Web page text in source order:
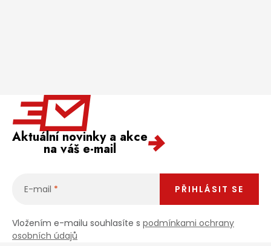
Aktuální novinky a akce
na váš e-mail
E-mail
Vložením e-mailu souhlasíte s podmínkami ochrany
osobních údajů
PŘIHLÁSIT SE